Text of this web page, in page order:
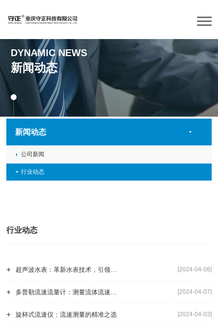
DYNAMIC NEWS
新闻动态
新闻动态
公司新闻
行业动态
行业动态
+ [2024-04-08]
+ [2024-04-07]
+ 旋杯式流速仪：流速测量的精准之选 [2024-04-03]